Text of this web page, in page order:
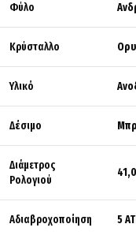
Φύλο
Κρύσταλλο
Υλικό
Δέσιμο
Διάμετρος
Ρολογιού
Αδιαβροχοποίηση 5